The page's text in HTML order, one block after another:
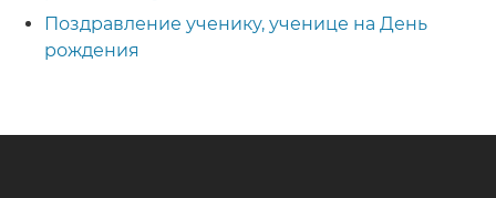
Поздравление ученику, ученице на День
рождения